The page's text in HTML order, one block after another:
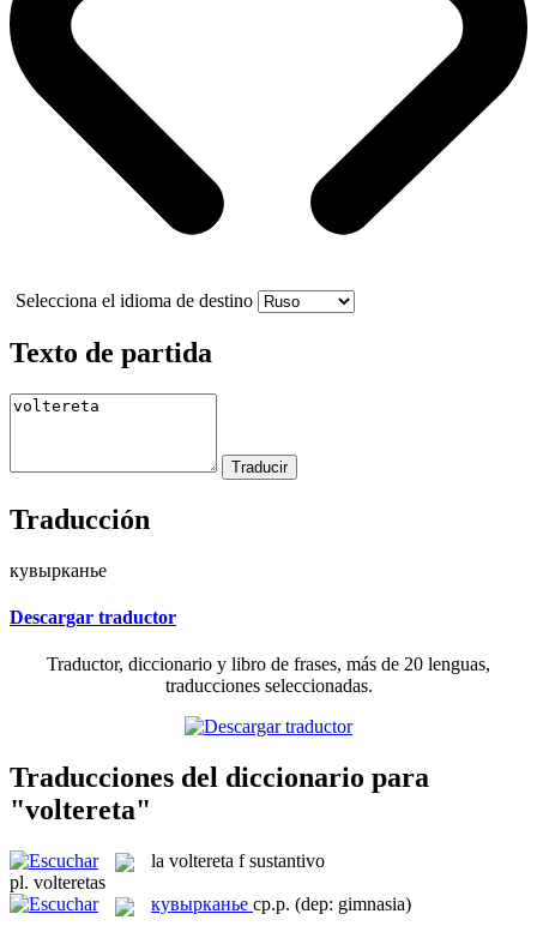
Selecciona el idioma de destino
Texto de partida
Traducción
кувырканье
Descargar traductor
Traductor, diccionario y libro de frases, más de 20 lenguas,
traducciones seleccionadas.
Traducciones del diccionario para
"voltereta"
la voltereta f sustantivo
pl. volteretas
кувырканье ср.р. (dep: gimnasia)